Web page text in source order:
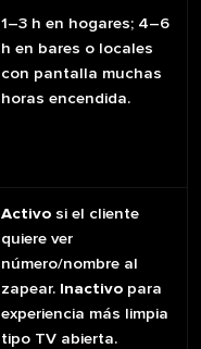
1–3 h en hogares; 4–6
h en bares o locales
con pantalla muchas
horas encendida.
Activo si el cliente
quiere ver
número/nombre al
zapear. Inactivo para
experiencia más limpia
tipo TV abierta.